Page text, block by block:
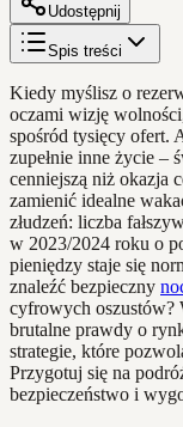
Udostępnij
Spis treści
Kiedy myślisz o
oczami wizję
spośród tysięcy ofert.
zupełnie inne życie –
cenniejszą niż okazja
zamienić idealne
złudzeń: liczba
w 2023/2024 roku o
pieniędzy staje się
znaleźć bezpieczny
cyfrowych oszustów?
brutalne prawdy o
strategie, które
Przygotuj się na
bezpieczeństwo i